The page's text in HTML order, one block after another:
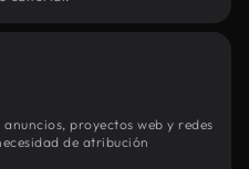
proyectos web y redes
de atribución